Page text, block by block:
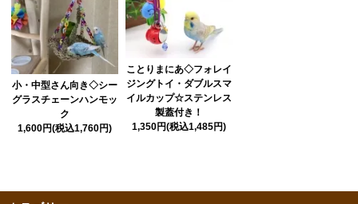
小・中型さん向き◇シー
グラスチェーンハンモッ
ク
1,600円(税込1,760円)
ことりまにあ◇フォレイ
ジングトイ・ダブルスマ
イルカップ☆ステンレス
製蓋付き！
1,350円(税込1,485円)